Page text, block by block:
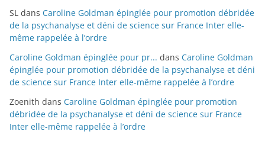
SL dans Caroline Goldman épinglée pour promotion débridée
de la psychanalyse et déni de science sur France Inter elle-
même rappelée à l’ordre
Caroline Goldman épinglée pour pr... dans Caroline Goldman
épinglée pour promotion débridée de la psychanalyse et déni
de science sur France Inter elle-même rappelée à l’ordre
Zoenith dans Caroline Goldman épinglée pour promotion
débridée de la psychanalyse et déni de science sur France
Inter elle-même rappelée à l’ordre